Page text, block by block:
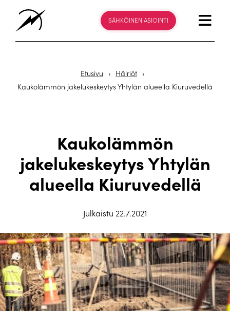
SÄHKÖINEN ASIOINTI
Etusivu › Häiriöt ›
Kaukolämmön jakelukeskeytys Yhtylän alueella Kiuruvedellä
Kaukolämmön
jakelukeskeytys Yhtylän
alueella Kiuruvedellä
Julkaistu 22.7.2021